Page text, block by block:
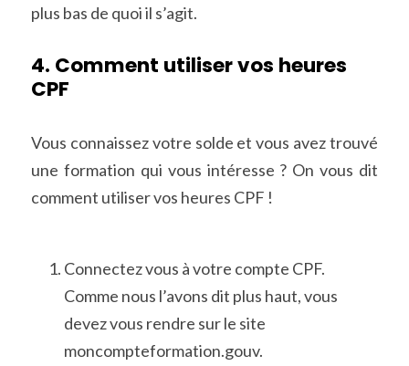
plus bas de quoi il s’agit.
4. Comment utiliser vos heures
CPF
Vous connaissez votre solde et vous avez trouvé
une formation qui vous intéresse ? On vous dit
comment utiliser vos heures CPF !
Connectez vous à votre compte CPF.
Comme nous l’avons dit plus haut, vous
devez vous rendre sur le site
moncompteformation.gouv.